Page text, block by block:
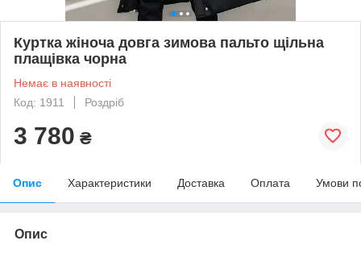
Куртка жіноча довга зимова пальто щільна
плащівка чорна
Немає в наявності
Код: 1911
Роздріб
3 780 ₴
Опис Характеристики Доставка Оплата Умови
Опис